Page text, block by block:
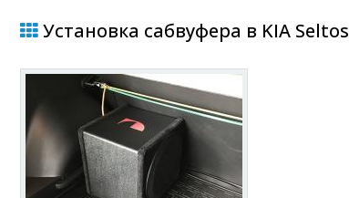
Установка сабвуфера в KIA Seltos